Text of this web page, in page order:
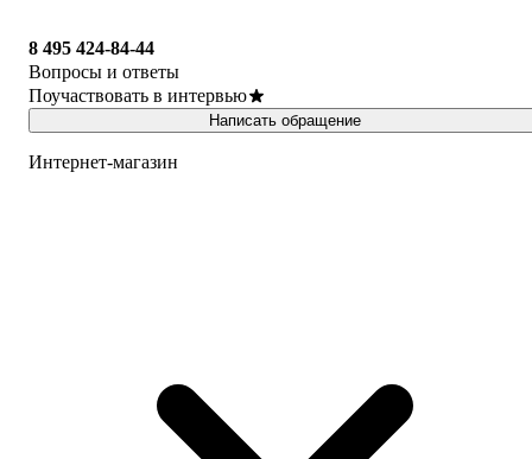
8 495 424-84-44
Вопросы и ответы
Поучаствовать в интервью
Написать обращение
Интернет-магазин